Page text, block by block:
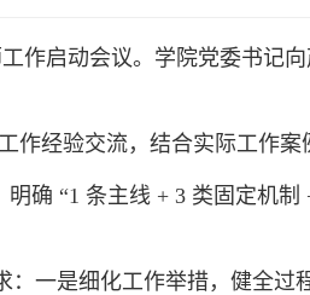
作启动会议。学院党委书记
工作经验交流，结合实际工作案
确 “1 条主线 + 3 类固定机制
一是细化工作举措，健全过